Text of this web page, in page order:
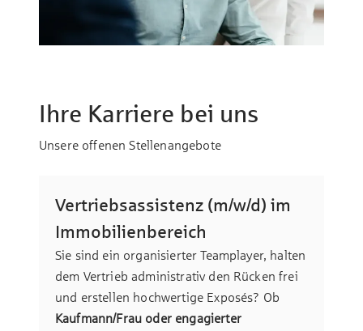
Ihre Karriere bei uns
Unsere offenen Stellenangebote
Vertriebsassistenz (m/w/d) im
Immobilienbereich
Sie sind ein organisierter Teamplayer, halten
dem Vertrieb administrativ den Rücken frei
und erstellen hochwertige Exposés? Ob
Kaufmann/Frau oder engagierter